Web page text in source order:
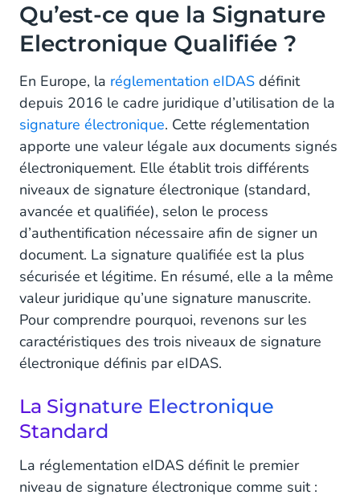
Comment Choisir le bon Niveau de Signature
Electronique ?
Electronique via Sign
Qu’est-ce que la Signature
Electronique Qualifiée ?
En Europe, la réglementation eIDAS définit
depuis 2016 le cadre juridique d’utilisation de la
signature électronique. Cette réglementation
apporte une valeur légale aux documents signés
électroniquement. Elle établit trois différents
niveaux de signature électronique (standard,
avancée et qualifiée), selon le process
d’authentification nécessaire afin de signer un
document. La signature qualifiée est la plus
sécurisée et légitime. En résumé, elle a la même
valeur juridique qu’une signature manuscrite.
Pour comprendre pourquoi, revenons sur les
caractéristiques des trois niveaux de signature
électronique définis par eIDAS.
La Signature Electronique
Standard
La réglementation eIDAS définit le premier
niveau de signature électronique comme suit :